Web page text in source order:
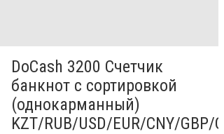
DoCash 3200 Счетчик
банкнот с сортировкой
(однокарманный)
KZT/RUB/USD/EUR/CNY/GBP/